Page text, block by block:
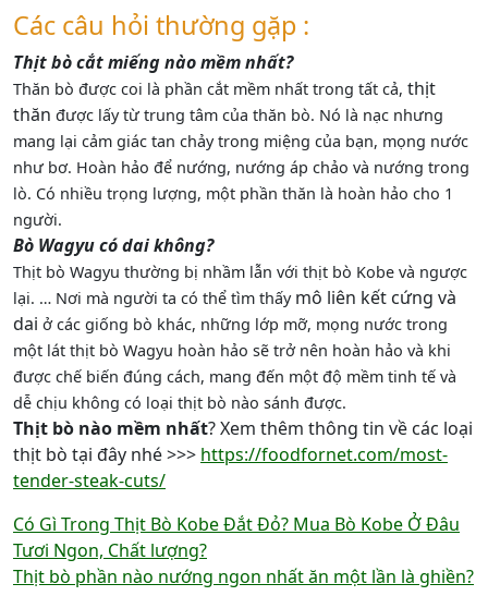
Các câu hỏi thường gặp :
Thịt bò cắt miếng nào mềm nhất?
Thăn bò được coi là phần cắt mềm nhất trong tất cả, thịt
thăn được lấy từ trung tâm của thăn bò. Nó là nạc nhưng
mang lại cảm giác tan chảy trong miệng của bạn, mọng nước
như bơ. Hoàn hảo để nướng, nướng áp chảo và nướng trong
lò. Có nhiều trọng lượng, một phần thăn là hoàn hảo cho 1
người.
Bò Wagyu có dai không?
Thịt bò Wagyu thường bị nhầm lẫn với thịt bò Kobe và ngược
lại. … Nơi mà người ta có thể tìm thấy mô liên kết cứng và
dai ở các giống bò khác, những lớp mỡ, mọng nước trong
một lát thịt bò Wagyu hoàn hảo sẽ trở nên hoàn hảo và khi
được chế biến đúng cách, mang đến một độ mềm tinh tế và
dễ chịu không có loại thịt bò nào sánh được.
Thịt bò nào mềm nhất? Xem thêm thông tin về các loại
thịt bò tại đây nhé >>> https://foodfornet.com/most-
tender-steak-cuts/
Điều
hướng
bài
Có Gì Trong Thịt Bò Kobe Đắt Đỏ? Mua Bò Kobe Ở Đâu
Tươi Ngon, Chất lượng?
Thịt bò phần nào nướng ngon nhất ăn một lần là ghiền?